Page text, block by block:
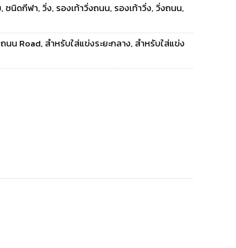
, ชนิดกีฬา, วิ่ง, รองเท้าวิ่งถนน, รองเท้าวิ่ง, วิ่งถนน,
นน Road, สำหรับใส่แข่งระยะกลาง, สำหรับใส่แข่ง